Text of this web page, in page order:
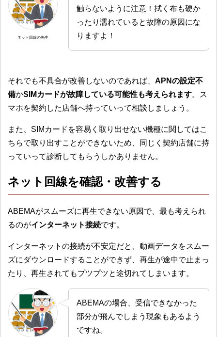
ネット回線の先生
触らないように注意！拭く布も硬か
ったり濡れていると故障の原因にな
りますよ！
それでも不具合が改善しないのであれば、 APNの設定不
備かSIMカードが故障している可能性も考えられます。ス
マホを契約した店舗へ持っていって相談しましょう。
また、SIMカードを容易く取り出せない機種に関してはこ
ちらで取り出すことができないため、同じく契約店舗に持
っていって診断してもらうしかありません。
ネット回線を確認・改善する
ABEMAがスムーズに再生できない原因で、最も考えられ
るのがインターネット接続です。
インターネットの接続が不安定だと、動画データをスムー
ズにダウンロードすることができず、再生が途中で止まっ
たり、再生されてもプツプツと途切れてしまいます。
ABEMAの場合、受信できなかった
部分が飛んでしまう現象もあるよう
ですね。